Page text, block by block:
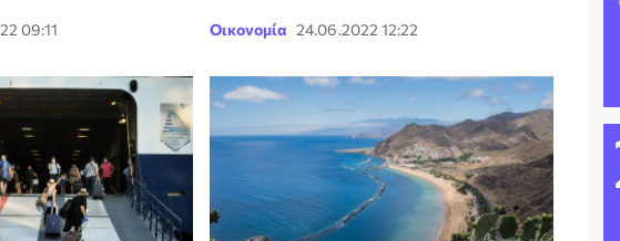
09:11 Οικονομία 24.06.2022 12:22